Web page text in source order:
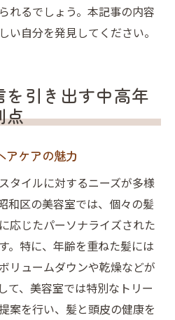
れるでしょう。本記事の内容
い自分を発見してください。
引き出す中高年
点
アケアの魅力
タイルに対するニーズが多様
和区の美容室では、個々の髪
応じたパーソナライズされた
。特に、年齢を重ねた髪には
リュームダウンや乾燥などが
て、美容室では特別なトリー
案を行い、髪と頭皮の健康を